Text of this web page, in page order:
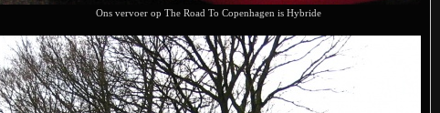
Ons vervoer op The Road To Copenhagen is Hybride